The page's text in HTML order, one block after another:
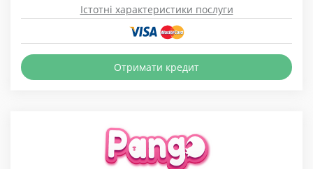
Істотні характеристики послуги
Отримати кредит